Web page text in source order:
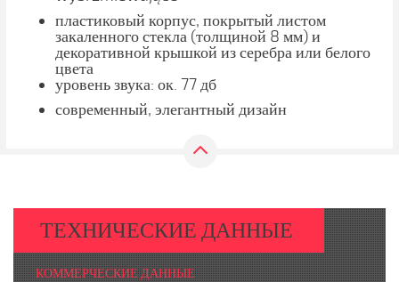
пластиковый корпус, покрытый листом
закаленного стекла (толщиной 8 мм) и
декоративной крышкой из серебра или белого
цвета
уровень звука: ок. 77 дб
современный, элегантный дизайн
ТЕХНИЧЕСКИЕ ДАННЫЕ
КОММЕРЧЕСКИЕ ДАННЫЕ